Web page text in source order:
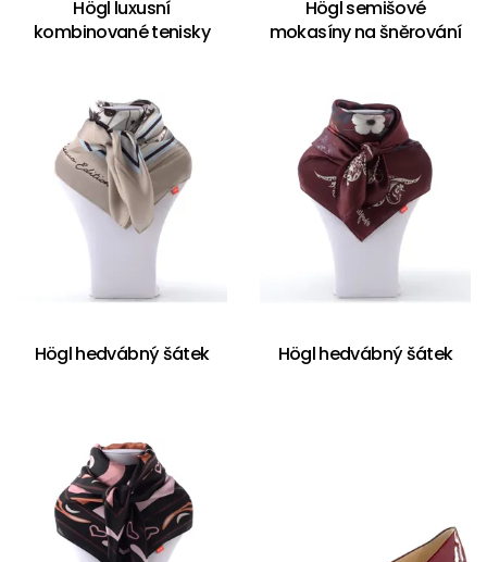
Högl luxusní
kombinované tenisky
Högl semišové
mokasíny na šněrování
Högl hedvábný šátek Högl hedvábný šátek